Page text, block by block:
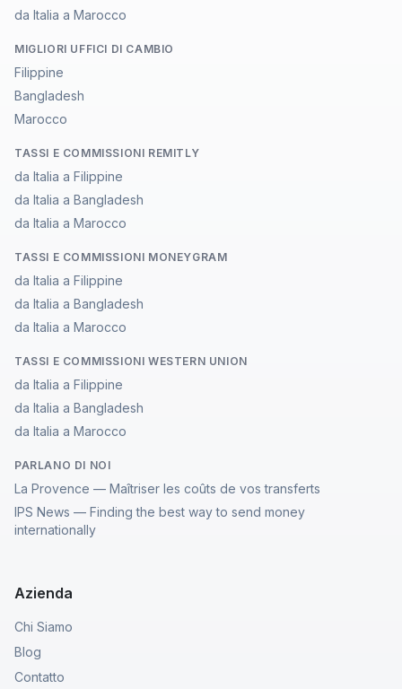
da Italia a Marocco
MIGLIORI UFFICI DI CAMBIO
Filippine
Bangladesh
Marocco
TASSI E COMMISSIONI REMITLY
da Italia a Filippine
da Italia a Bangladesh
da Italia a Marocco
TASSI E COMMISSIONI MONEYGRAM
da Italia a Filippine
da Italia a Bangladesh
da Italia a Marocco
TASSI E COMMISSIONI WESTERN UNION
da Italia a Filippine
da Italia a Bangladesh
da Italia a Marocco
PARLANO DI NOI
La Provence — Maîtriser les coûts de vos transferts
IPS News — Finding the best way to send money
internationally
Azienda
Chi Siamo
Blog
Contatto